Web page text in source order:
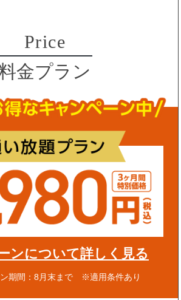
Price
金プラン
ンについて詳しく見る
期間：8月末まで ※適用条件あり